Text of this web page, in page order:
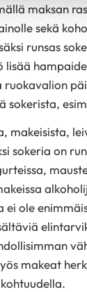
maksan
sekä
runsas
lisää
ruokavalion
sokerista,
makeisista,
sokeria on
ei ole
makeat